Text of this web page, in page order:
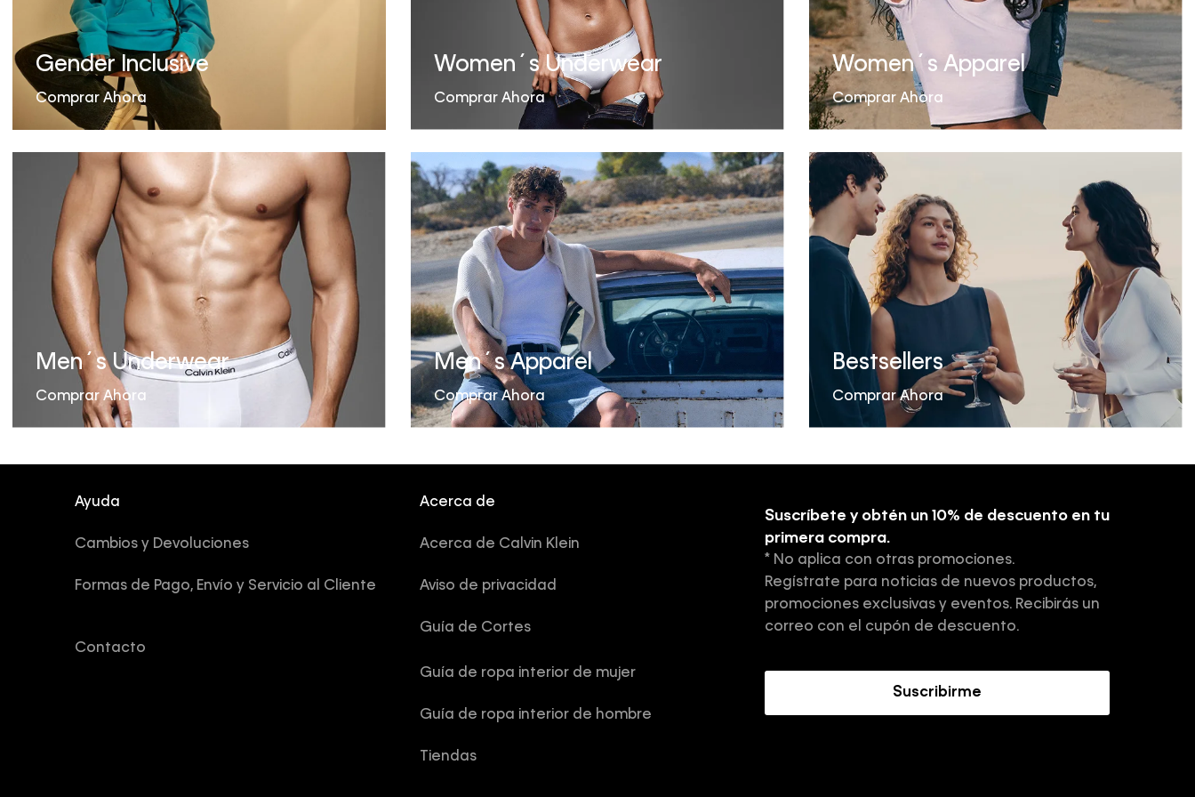
Gender Inclusive
Comprar Ahora
Women´s Underwear
Comprar Ahora
Women´s Apparel
Comprar Ahora
Men´s Underwear
Comprar Ahora
Men´s Apparel
Comprar Ahora
Bestsellers
Comprar Ahora
Ayuda
Cambios y Devoluciones
Formas de Pago, Envío y Servicio al Cliente
Contacto
Acerca de
Acerca de Calvin Klein
Aviso de privacidad
Guía de Cortes
Guía de ropa interior de mujer
Guía de ropa interior de hombre
Tiendas
Suscríbete y obtén un 10% de descuento en tu
primera compra.
* No aplica con otras promociones.
Regístrate para noticias de nuevos productos,
promociones exclusivas y eventos. Recibirás un
correo con el cupón de descuento.
Suscribirme